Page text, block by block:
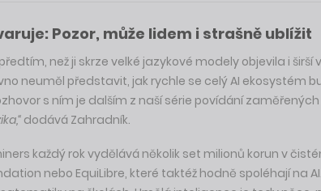
Pozor, může lidem i strašně ublížit
než ji skrze velké jazykové modely objevila i
neuměl představit, jak rychle se celý AI ekosystém
s ním je dalším z naší série povídání
dodává Zahradník.
každý rok vydělává několik set milionů korun v
nebo EquiLibre, které taktéž hodně spoléhají